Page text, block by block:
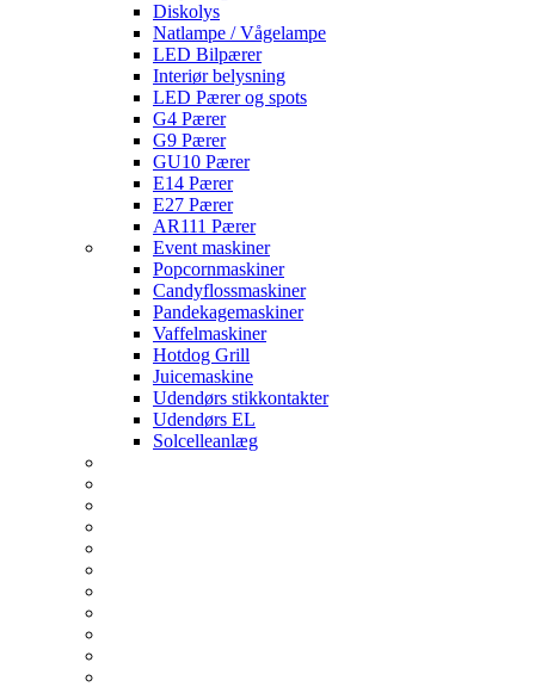
Diskolys
Natlampe / Vågelampe
LED Bilpærer
Interiør belysning
LED Pærer og spots
G4 Pærer
G9 Pærer
GU10 Pærer
E14 Pærer
E27 Pærer
AR111 Pærer
Event maskiner
Popcornmaskiner
Candyflossmaskiner
Pandekagemaskiner
Vaffelmaskiner
Hotdog Grill
Juicemaskine
Udendørs stikkontakter
Udendørs EL
Solcelleanlæg